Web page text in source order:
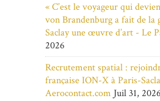
« C’est le voyageur qui
von Brandenburg a fait de la
Saclay une œuvre d’art - Le
2026
Recrutement spatial :
française ION-X à Paris-
Aerocontact.com Juil 31, 2026